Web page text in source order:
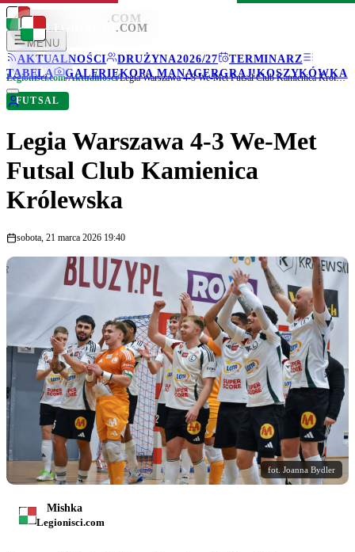
LEGIONISCI .COM
MENU
AKTUALNOŚCI
DRUŻYNA2026/27
TERMINARZ
TABELA
GALERIEKOPA MANAGERGRAJ!KOSZYKÓWKA
LEGIONISCI .COM
Legionisci.com/Aktualności/ Legia Warszawa 4-3 We-Met Futsal Club Kamienica Królewska
FUTSAL
Legia Warszawa 4-3 We-Met
Futsal Club Kamienica
Królewska
sobota, 21 marca 2026 19:40
fot. Joanna Bydler
Mishka
Legionisci.com